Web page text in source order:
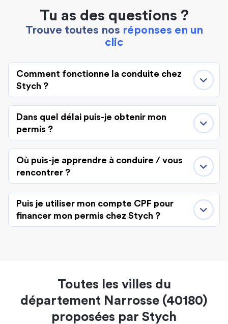
Tu as des questions ?
Trouve toutes nos réponses en un
clic
Comment fonctionne la conduite chez
Stych ?
Dans quel délai puis-je obtenir mon
permis ?
Où puis-je apprendre à conduire / vous
rencontrer ?
Puis je utiliser mon compte CPF pour
financer mon permis chez Stych ?
Toutes les villes du
département Narrosse (40180)
proposées par Stych